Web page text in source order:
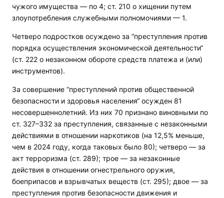
чужого имущества — по 4; ст. 210 о хищении путем
злоупотребления служебными полномочиями — 1.
Четверо подростков осуждено за “преступления против
порядка осуществления экономической деятельности“
(ст. 222 о незаконном обороте средств платежа и (или)
инструментов).
За совершение “преступлений против общественной
безопасности и здоровья населения“ осужден 81
несовершеннолетний. Из них 70 признано виновными по
ст. 327–332 за преступления, связанные с незаконными
действиями в отношении наркотиков (на 12,5% меньше,
чем в 2024 году, когда таковых было 80); четверо — за
акт терроризма (ст. 289); трое — за незаконные
действия в отношении огнестрельного оружия,
боеприпасов и взрывчатых веществ (ст. 295); двое — за
преступления против безопасности движения и